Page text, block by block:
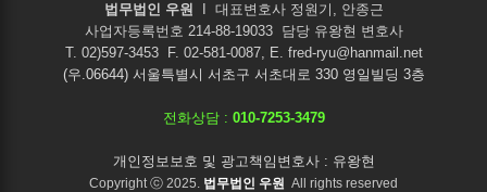
법무법인 우원
대표변호사 정원기, 안종근
사업자등록번호 214-88-19033 담당 유왕현 변호사
T. 02)597-3453 F. 02-581-0087, E. fred-ryu@hanmail.net
(우.06644) 서울특별시 서초구 서초대로 330 영일빌딩 3층
전화상담 : 010-7253-3479
개인정보보호 및 광고책임변호사 : 유왕현
Copyright ⓒ 2025. 법무법인 우원 All rights reserved